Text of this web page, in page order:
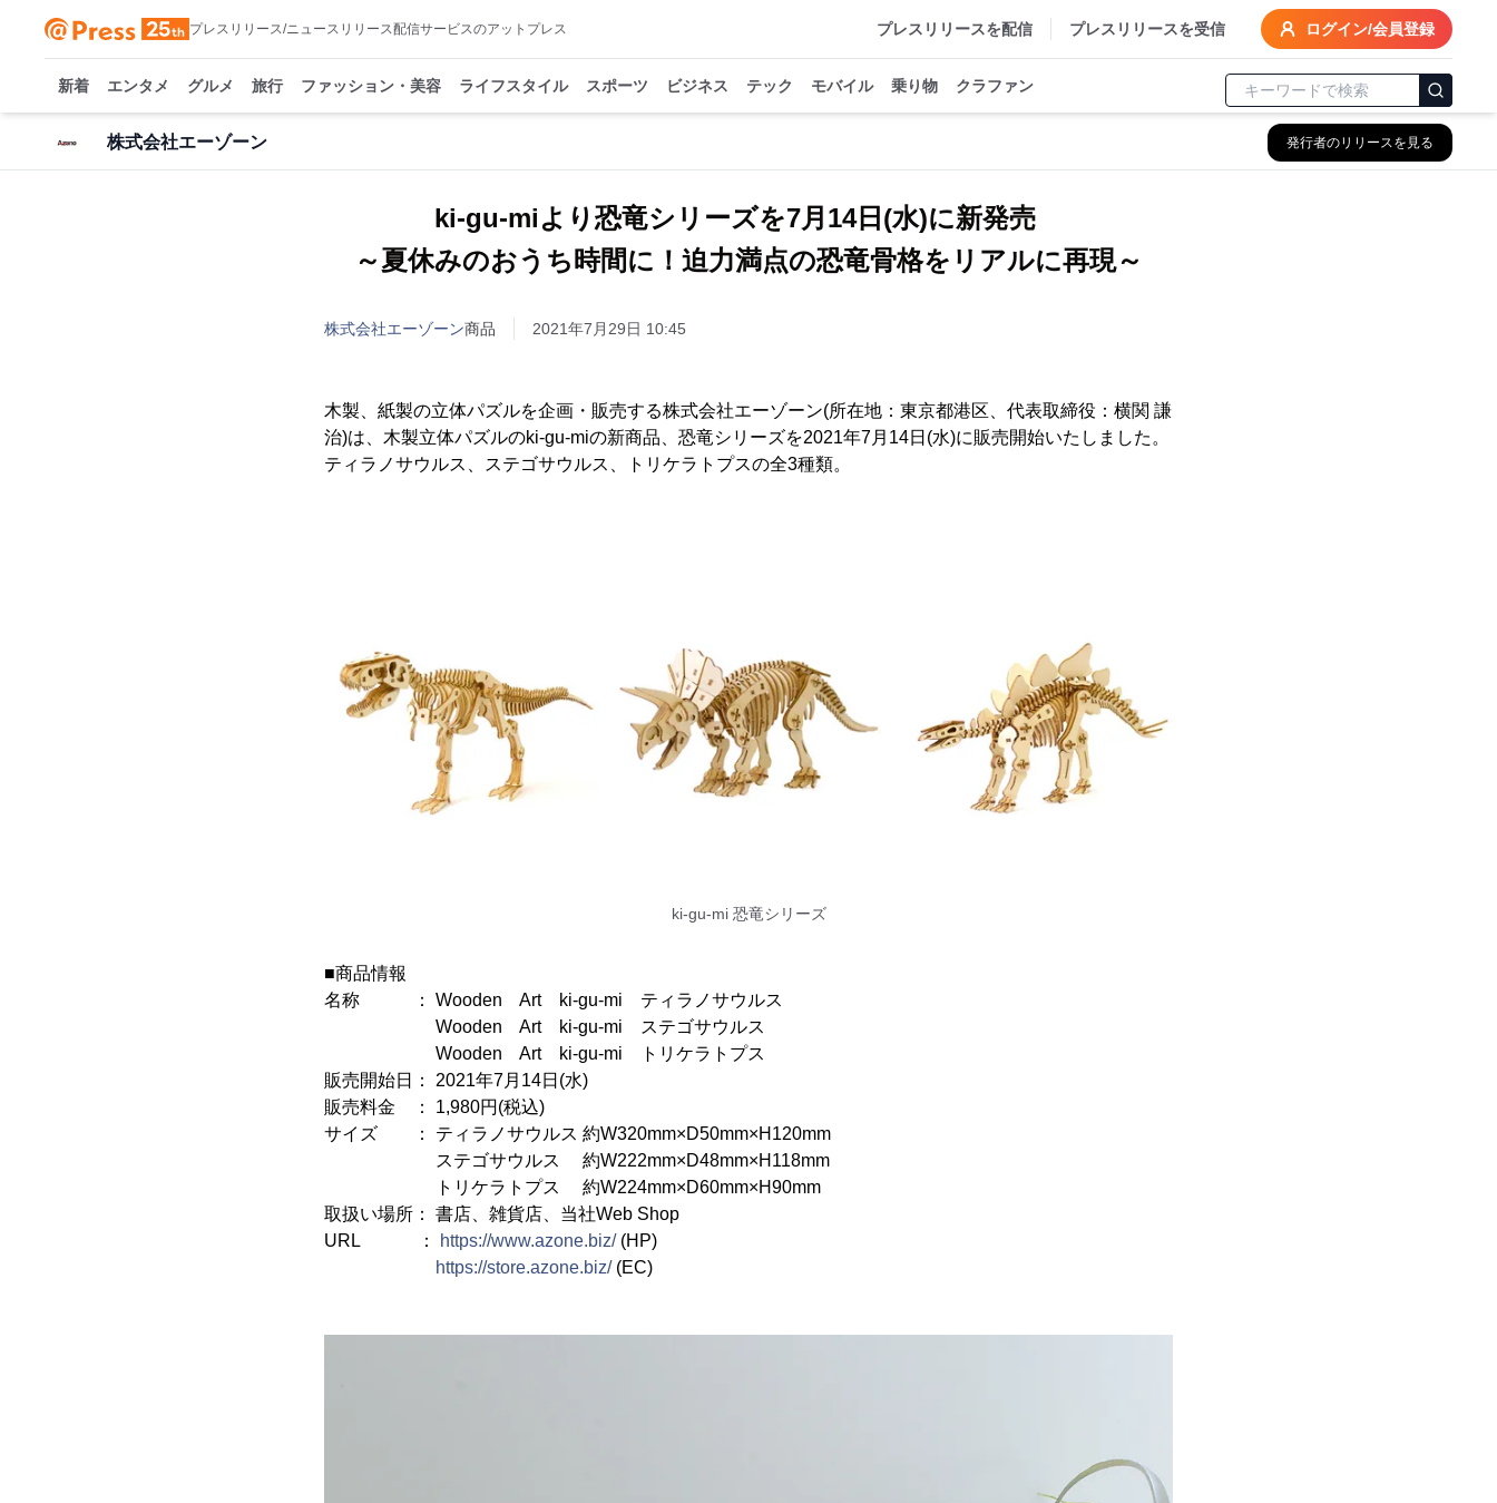
プレスリリース/ニュースリリース配信サービスのアットプレス プレスリリースを配信 プレスリリースを受信 ログイン/会員登録
新着 エンタメ グルメ 旅行 ファッション・美容 ライフスタイル スポーツ ビジネス テック モバイル 乗り物 クラファン
株式会社エーゾーン 発行者のリリースを見る
ki-gu-miより恐竜シリーズを7月14日(水)に新発売
～夏休みのおうち時間に！迫力満点の恐竜骨格をリアルに再現～
株式会社エーゾーン商品 2021年7月29日 10:45
木製、紙製の立体パズルを企画・販売する株式会社エーゾーン(所在地：東京都港区、代表取締役：横関 謙
治)は、木製立体パズルのki-gu-miの新商品、恐竜シリーズを2021年7月14日(水)に販売開始いたしました。
ティラノサウルス、ステゴサウルス、トリケラトプスの全3種類。
ki-gu-mi 恐竜シリーズ
■商品情報
名称 ： Wooden Art ki-gu-mi ティラノサウルス
Wooden Art ki-gu-mi ステゴサウルス
Wooden Art ki-gu-mi トリケラトプス
販売開始日： 2021年7月14日(水)
販売料金 ： 1,980円(税込)
サイズ ： ティラノサウルス 約W320mm×D50mm×H120mm
ステゴサウルス 約W222mm×D48mm×H118mm
トリケラトプス 約W224mm×D60mm×H90mm
取扱い場所： 書店、雑貨店、当社Web Shop
URL ：
https://www.azone.biz/(HP)
https://store.azone.biz/(EC)